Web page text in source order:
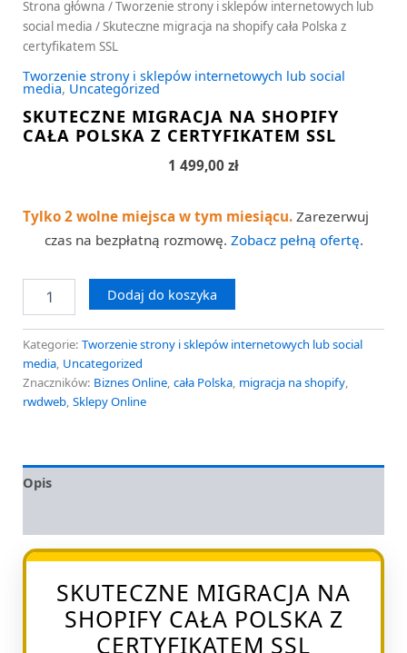
Strona główna /Tworzenie strony i sklepów internetowych lub
social media / Skuteczne migracja na shopify cała Polska z
certyfikatem SSL
Tworzenie strony i sklepów internetowych lub social
media, Uncategorized
SKUTECZNE MIGRACJA NA SHOPIFY
CAŁA POLSKA Z CERTYFIKATEM SSL
1 499,00 zł
Tylko 2 wolne miejsca w tym miesiącu. Zarezerwuj
czas na bezpłatną rozmowę. Zobacz pełną ofertę.
Dodaj do koszyka
Kategorie: Tworzenie strony i sklepów internetowych lub social
media, Uncategorized
Znaczników: Biznes Online, cała Polska, migracja na shopify,
rwdweb, Sklepy Online
Opis
SKUTECZNE MIGRACJA NA
SHOPIFY CAŁA POLSKA Z
CERTYFIKATEM SSL